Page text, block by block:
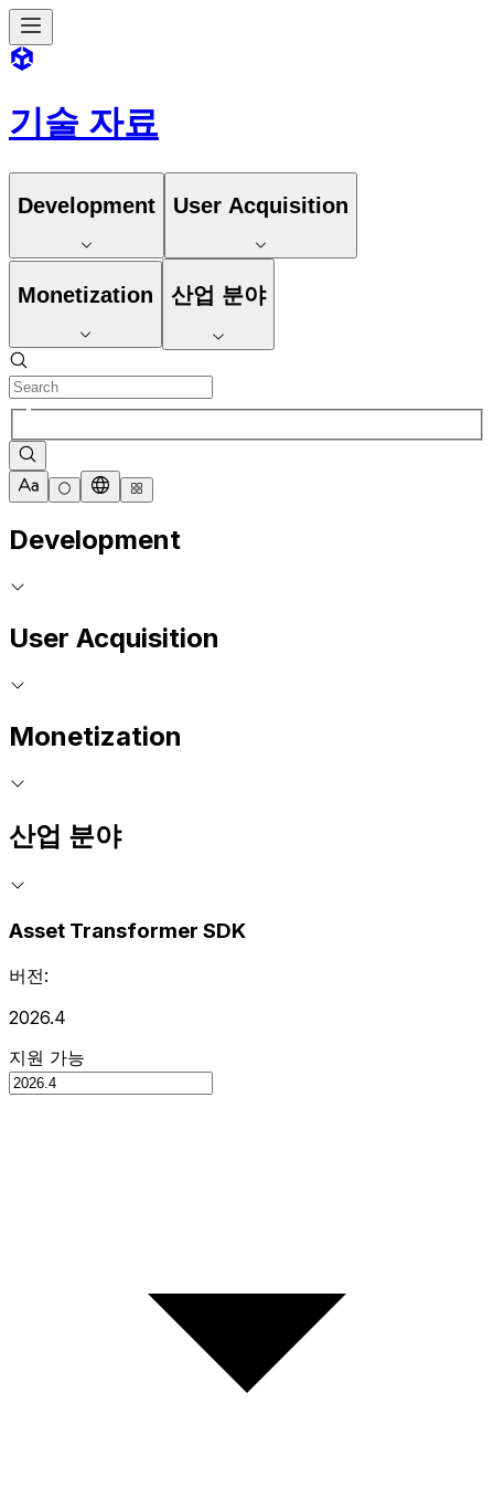
기술 자료
Development User Acquisition
Monetization 산업 분야
Development
User Acquisition
Monetization
산업 분야
Asset Transformer SDK
버전:
2026.4
지원 가능